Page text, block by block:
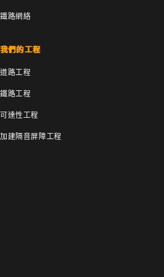
鐵路網絡
我們的工程
道路工程
鐵路工程
可達性工程
加建隔音屏障工程